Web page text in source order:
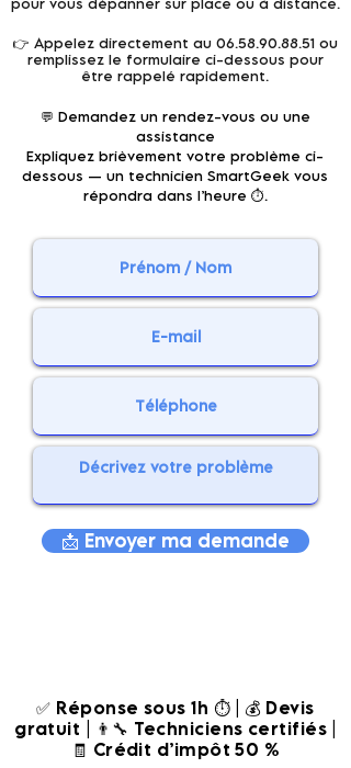
👉 Appelez directement au 06.58.90.88.51ou
remplissez le formulaire ci-dessous pour
être rappelé rapidement.
💬 Demandez un rendez-vous ou une
assistance
Expliquez brièvement votre problème ci-
dessous — un technicien SmartGeek vous
répondra dans l’heure ⏱️.
📩 Envoyer ma demande
✅ Réponse sous 1h ⏱️ | 💰 Devis
gratuit | 👨‍🔧 Techniciens certifiés |
🧾 Crédit d’impôt 50 %